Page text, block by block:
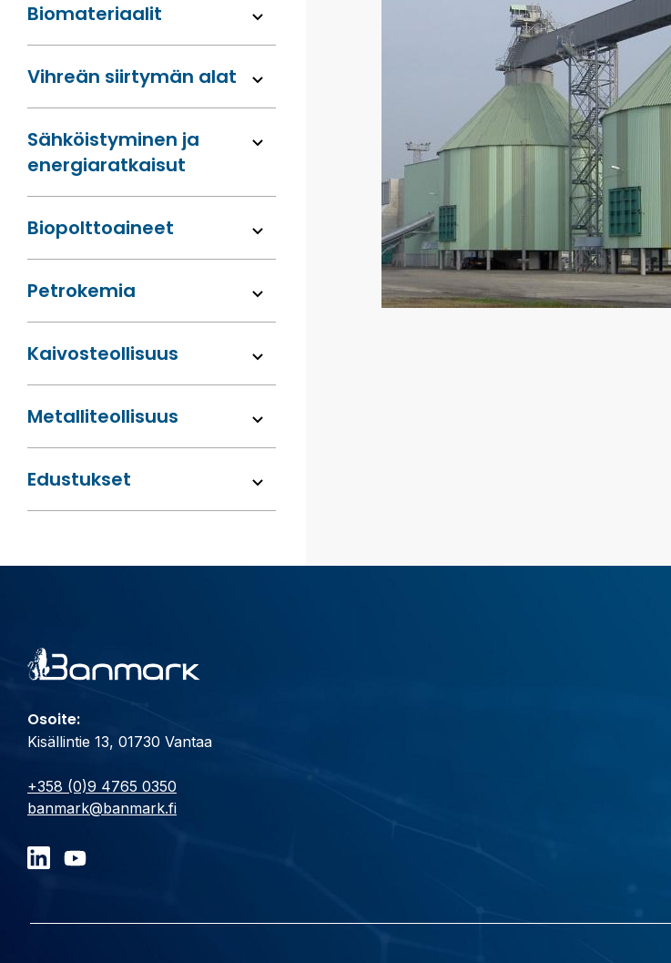
Bio­materiaalit
Vihreän siirtymän alat
Sähköis­tyminen ja
energia­ratkaisut
Bio­polttoaineet
Petrokemia
Kaivos­teollisuus
Metalli­teollisuus
Edustukset
Osoite:
Kisällintie 13, 01730 Vantaa
+358 (0)9 4765 0350
banmark@banmark.fi